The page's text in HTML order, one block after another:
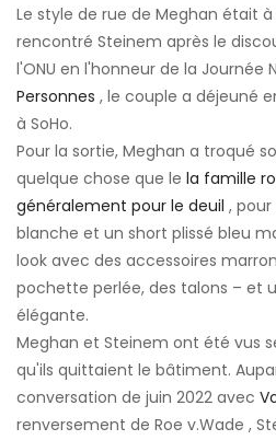
Le style de rue de Meghan était
rencontré Steinem après le
l'ONU en l'honneur de la Journée
Personnes , le couple a déjeuné
à SoHo.
Pour la sortie, Meghan a troqué
quelque chose que le la famille
généralement pour le deuil ,
blanche et un short plissé bleu
look avec des accessoires
pochette perlée, des talons – et
élégante.
Meghan et Steinem ont été vus
qu'ils quittaient le bâtiment.
conversation de juin 2022 avec
renversement de Roe v.Wade ,